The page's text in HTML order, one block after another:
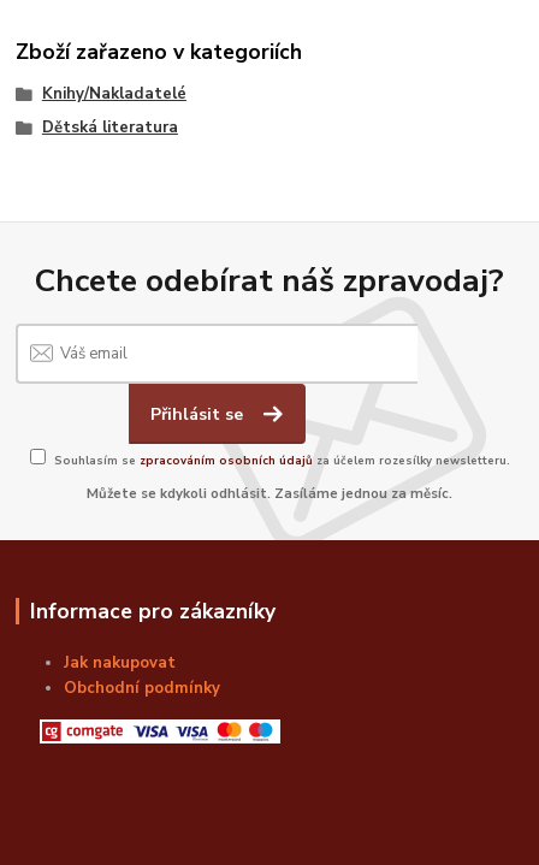
Zboží zařazeno v kategoriích
Knihy/Nakladatelé
Dětská literatura
Chcete odebírat náš zpravodaj?
Přihlásit se
Souhlasím se zpracováním osobních údajů za účelem rozesílky newsletteru.
Můžete se kdykoli odhlásit. Zasíláme jednou za měsíc.
Informace pro zákazníky
Jak nakupovat
Obchodní podmínky